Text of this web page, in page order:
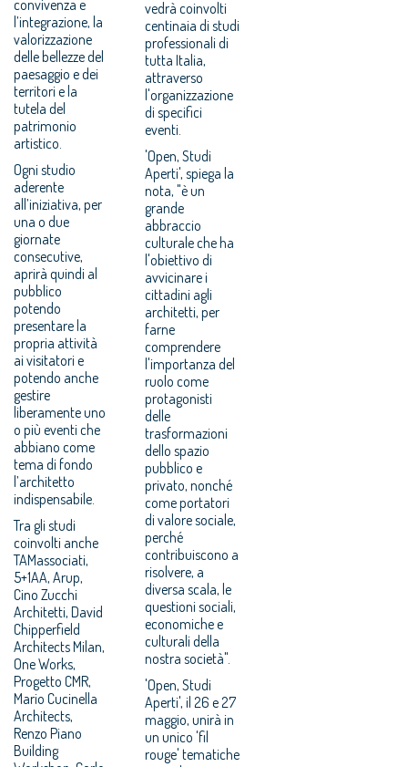
convivenza e
l’integrazione, la
valorizzazione
delle bellezze del
paesaggio e dei
territori e la
tutela del
patrimonio
artistico.
Ogni studio
aderente
all’iniziativa, per
una o due
giornate
consecutive,
aprirà quindi al
pubblico
potendo
presentare la
propria attività
ai visitatori e
potendo anche
gestire
liberamente uno
o più eventi che
abbiano come
tema di fondo
l’architetto
indispensabile.
Tra gli studi
coinvolti anche
TAMassociati,
5+1AA, Arup,
Cino Zucchi
Architetti, David
Chipperfield
Architects Milan,
One Works,
Progetto CMR,
Mario Cucinella
Architects,
Renzo Piano
Building
vedrà coinvolti
centinaia di studi
professionali di
tutta Italia,
attraverso
l'organizzazione
di specifici
eventi.
'Open, Studi
Aperti', spiega la
nota, "è un
grande
abbraccio
culturale che ha
l'obiettivo di
avvicinare i
cittadini agli
architetti, per
farne
comprendere
l'importanza del
ruolo come
protagonisti
delle
trasformazioni
dello spazio
pubblico e
privato, nonché
come portatori
di valore sociale,
perché
contribuiscono a
risolvere, a
diversa scala, le
questioni sociali,
economiche e
culturali della
nostra società".
'Open, Studi
Aperti', il 26 e 27
maggio, unirà in
un unico 'fil
rouge' tematiche